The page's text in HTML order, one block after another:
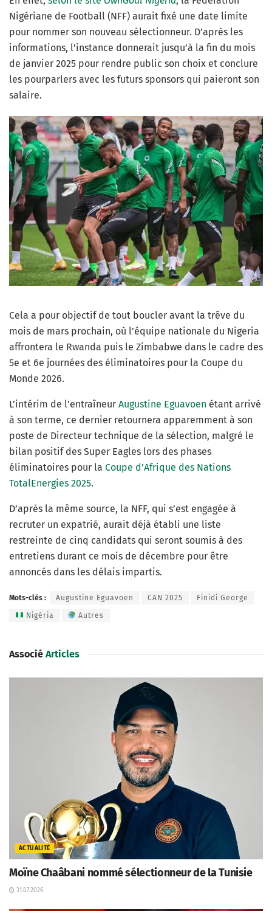
Nigériane de Football (NFF) aurait fixé une date limite
pour nommer son nouveau sélectionneur. D’après les
informations, l’instance donnerait jusqu’à la fin du mois
de janvier 2025 pour rendre public son choix et conclure
les pourparlers avec les futurs sponsors qui paieront son
salaire.
Cela a pour objectif de tout boucler avant la trêve du
mois de mars prochain, où l’équipe nationale du Nigeria
affrontera le Rwanda puis le Zimbabwe dans le cadre des
5e et 6e journées des éliminatoires pour la Coupe du
Monde 2026.
L’intérim de l’entraîneur Augustine Eguavoen étant arrivé
à son terme, ce dernier retournera apparemment à son
poste de Directeur technique de la sélection, malgré le
bilan positif des Super Eagles lors des phases
éliminatoires pour la Coupe d’Afrique des Nations
TotalEnergies 2025.
D’après la même source, la NFF, qui s’est engagée à
recruter un expatrié, aurait déjà établi une liste
restreinte de cinq candidats qui seront soumis à des
entretiens durant ce mois de décembre pour être
annoncés dans les délais impartis.
Mots-clés : Augustine Eguavoen CAN 2025 Finidi George
Nigéria Autres
Associé Articles
ACTUALITÉ
Moïne Chaâbani nommé sélectionneur de la Tunisie
31.07.2026